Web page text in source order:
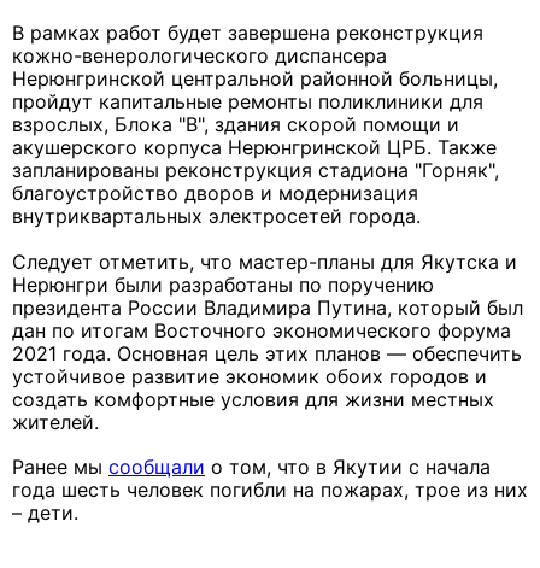
В рамках работ будет завершена реконструкция
кожно-венерологического диспансера
Нерюнгринской центральной районной больницы,
пройдут капитальные ремонты поликлиники для
взрослых, Блока "В", здания скорой помощи и
акушерского корпуса Нерюнгринской ЦРБ. Также
запланированы реконструкция стадиона "Горняк",
благоустройство дворов и модернизация
внутриквартальных электросетей города.
Следует отметить, что мастер-планы для Якутска и
Нерюнгри были разработаны по поручению
президента России Владимира Путина, который был
дан по итогам Восточного экономического форума
2021 года. Основная цель этих планов — обеспечить
устойчивое развитие экономик обоих городов и
создать комфортные условия для жизни местных
жителей.
Ранее мы сообщали о том, что в Якутии с начала
года шесть человек погибли на пожарах, трое из них
– дети.